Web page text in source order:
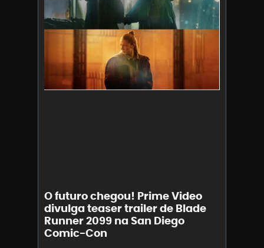
O futuro chegou! Prime Video
divulga teaser trailer de Blade
Runner 2099 na San Diego
Comic-Con